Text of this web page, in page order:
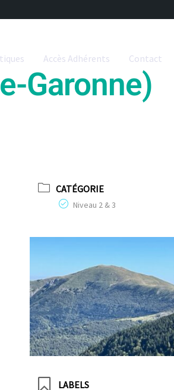
Accès Adhérents Contact
Garonne)
CATÉGORIE
Niveau 2 & 3
LABELS